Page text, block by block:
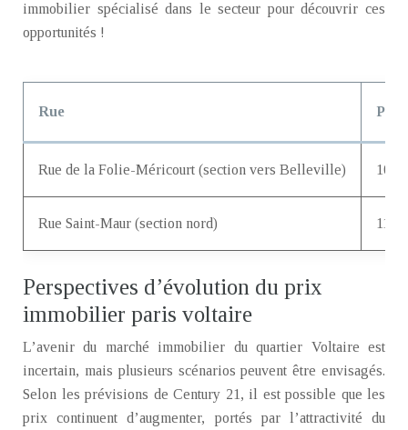
immobilier spécialisé dans le secteur pour découvrir ces
opportunités !
Rue Prix
Rue de la Folie-Méricourt (section vers Belleville) 10
Rue Saint-Maur (section nord) 11
Perspectives d’évolution du prix
immobilier paris voltaire
L’avenir du marché immobilier du quartier Voltaire est
incertain, mais plusieurs scénarios peuvent être envisagés.
Selon les prévisions de Century 21, il est possible que les
prix continuent d’augmenter, portés par l’attractivité du